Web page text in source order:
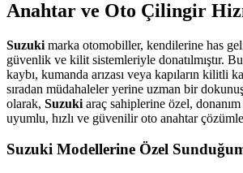
Anahtar ve Oto Çilingir
Suzuki marka otomobiller, kendilerine has
güvenlik ve kilit sistemleriyle donatılmıştır.
kaybı, kumanda arızası veya kapıların kilitli
sıradan müdahaleler yerine uzman bir
olarak, Suzuki araç sahiplerine özel,
uyumlu, hızlı ve güvenilir oto anahtar
Suzuki Modellerine Özel